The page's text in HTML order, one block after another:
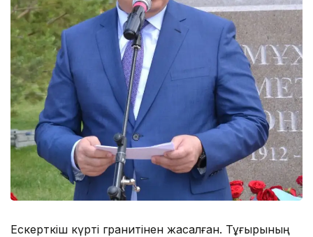
Ескерткіш күрті гранитінен жасалған. Тұғырының